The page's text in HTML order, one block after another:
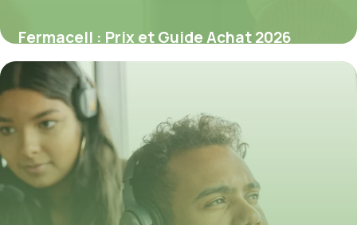
Fermacell : Prix et Guide Achat 2026
8 juillet 2026